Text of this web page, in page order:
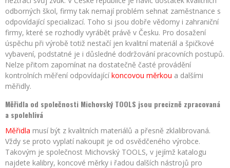
odborných škol, firmy tak nemají problém sehnat zaměstnance s
odpovídající specializací. Toho si jsou dobře vědomy i zahraniční
firmy, které se rozhodly vyrábět právě v Česku. Pro dosažení
úspěchu při výrobě totiž nestačí jen kvalitní materiál a špičkové
vybavení, podstatné je i důsledné dodržování pracovních postupů.
Nelze přitom zapomínat na dostatečně časté provádění
kontrolních měření odpovídající koncovou měrkou a dalšími
měřidly.
Měřidla od společnosti Michovský TOOLS jsou precizně zpracovaná
a spolehlivá
Měřidla musí být z kvalitních materiálů a přesně zklalibrovaná.
Vždy se proto vyplatí nakoupit je od osvědčeného výrobce.
Takovým je společnost Michovský TOOLS, v jejímž katalogu
najdete kalibry, koncové měrky i řadou dalších nástrojů pro